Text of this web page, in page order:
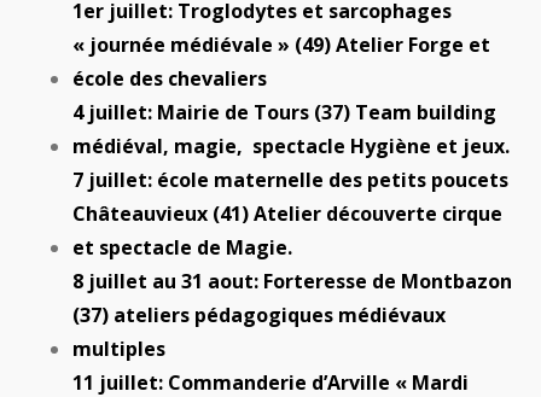
1er juillet: Troglodytes et sarcophages
« journée médiévale » (49) Atelier Forge et
école des chevaliers
4 juillet: Mairie de Tours (37) Team building
médiéval, magie, spectacle Hygiène et jeux.
7 juillet: école maternelle des petits poucets
Châteauvieux (41) Atelier découverte cirque
et spectacle de Magie.
8 juillet au 31 aout: Forteresse de Montbazon
(37) ateliers pédagogiques médiévaux
multiples
11 juillet: Commanderie d’Arville « Mardi